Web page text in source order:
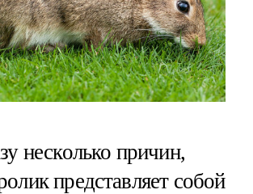
несколько причин,
представляет собой